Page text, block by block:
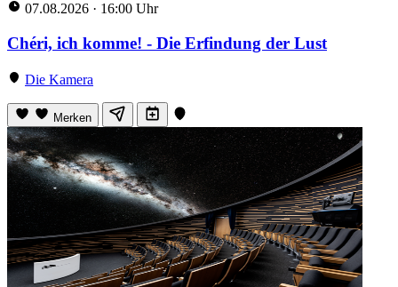
07.08.2026 · 16:00 Uhr
Chéri, ich komme! - Die Erfindung der Lust
Die Kamera
Merken